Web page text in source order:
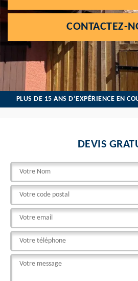
CONTACTEZ-
PLUS DE 15 ANS D’EXPÉRIENCE EN
DEVIS